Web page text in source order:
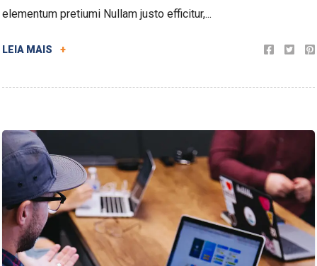
elementum pretiumi Nullam justo efficitur,...
LEIA MAIS +